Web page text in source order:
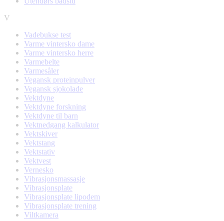
V
Vadebukse test
Varme vintersko dame
Varme vintersko herre
Varmebelte
Varmesåler
Vegansk proteinpulver
Vegansk sjokolade
Vektdyne
Vektdyne forskning
Vektdyne til barn
Vektnedgang kalkulator
Vektskiver
Vektstang
Vektstativ
Vektvest
Vernesko
Vibrasjonsmassasje
Vibrasjonsplate
Vibrasjonsplate lipodem
Vibrasjonsplate trening
Viltkamera